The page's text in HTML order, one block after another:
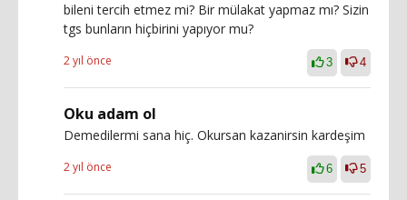
bileni tercih etmez mi? Bir mülakat yapmaz mı? Sizin
tgs bunların hiçbirini yapıyor mu?
2 yıl önce 3 4
Oku adam ol
Demedilermi sana hiç. Okursan kazanirsin kardeşim
2 yıl önce 6 5